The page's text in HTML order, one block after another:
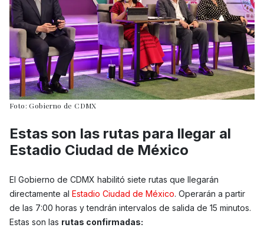
Foto: Gobierno de CDMX
Estas son las rutas para llegar al
Estadio Ciudad de México
El Gobierno de CDMX habilitó siete rutas que llegarán
directamente al Estadio Ciudad de México. Operarán a partir
de las 7:00 horas y tendrán intervalos de salida de 15 minutos.
Estas son las rutas confirmadas: